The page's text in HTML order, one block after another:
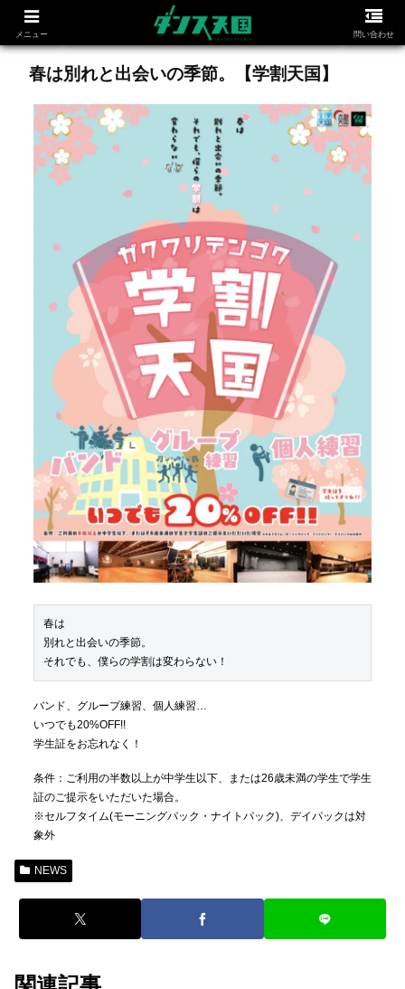
春は別れと出会いの季節。【学割天国】
春は
別れと出会いの季節。
それでも、僕らの学割は変わらない！
バンド、グループ練習、個人練習…
いつでも20%OFF!!
学生証をお忘れなく！
条件：ご利用の半数以上が中学生以下、または26歳未満の学生で学生
証のご提示をいただいた場合。
※セルフタイム(モーニングパック・ナイトパック)、デイパックは対
象外
NEWS
メニュー 問い合わせ